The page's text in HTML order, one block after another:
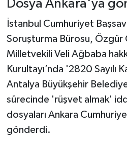
Dosya Ankara'ya
İstanbul Cumhuriyet
Soruşturma Bürosu, Özgür
Milletvekili Veli Ağbaba
Kurultayı’nda '2820 Sayılı
Antalya Büyükşehir Belediye
sürecinde 'rüşvet almak'
dosyaları Ankara
gönderdi.